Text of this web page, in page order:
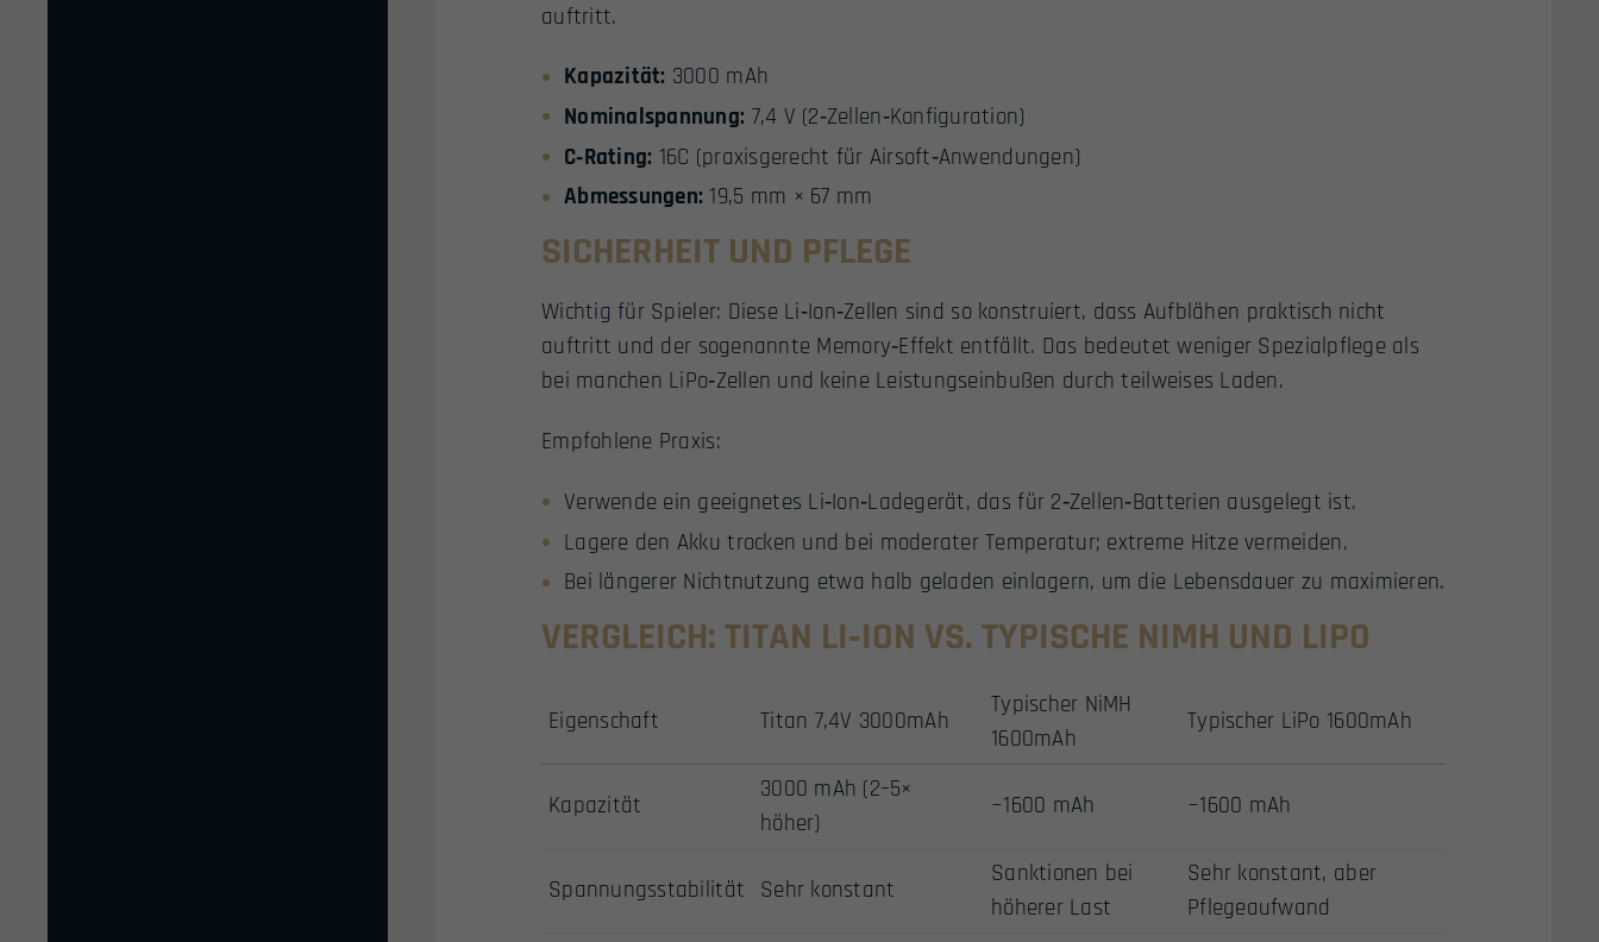
auftritt.
Kapazität: 3000 mAh
Nominalspannung: 7,4 V (2‑Zellen‑Konfiguration)
C‑Rating: 16C (praxisgerecht für Airsoft‑Anwendungen)
Abmessungen: 19,5 mm × 67 mm
SICHERHEIT UND PFLEGE
Wichtig für Spieler: Diese Li‑Ion‑Zellen sind so konstruiert, dass Aufblähen praktisch nicht
auftritt und der sogenannte Memory‑Effekt entfällt. Das bedeutet weniger Spezialpflege als
bei manchen LiPo‑Zellen und keine Leistungseinbußen durch teilweises Laden.
Empfohlene Praxis:
Verwende ein geeignetes Li‑Ion‑Ladegerät, das für 2‑Zellen‑Batterien ausgelegt ist.
Lagere den Akku trocken und bei moderater Temperatur; extreme Hitze vermeiden.
Bei längerer Nichtnutzung etwa halb geladen einlagern, um die Lebensdauer zu maximieren.
VERGLEICH: TITAN LI‑ION VS. TYPISCHE NIMH UND LIPO
Eigenschaft Titan 7,4V 3000mAh
Typischer NiMH
1600mAh
Typischer LiPo 1600mAh
Kapazität
3000 mAh (2–5×
höher)
~1600 mAh ~1600 mAh
Spannungsstabilität Sehr konstant
Sanktionen bei
höherer Last
Sehr konstant, aber
Pflegeaufwand